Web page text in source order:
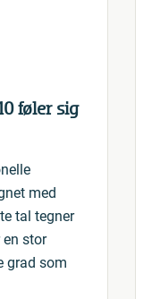
føler sig
med
tal tegner
stor
grad som